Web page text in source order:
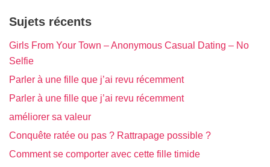
Sujets récents
Girls From Your Town – Anonymous Casual Dating – No
Selfie
Parler à une fille que j’ai revu récemment
Parler à une fille que j’ai revu récemment
améliorer sa valeur
Conquête ratée ou pas ? Rattrapage possible ?
Comment se comporter avec cette fille timide